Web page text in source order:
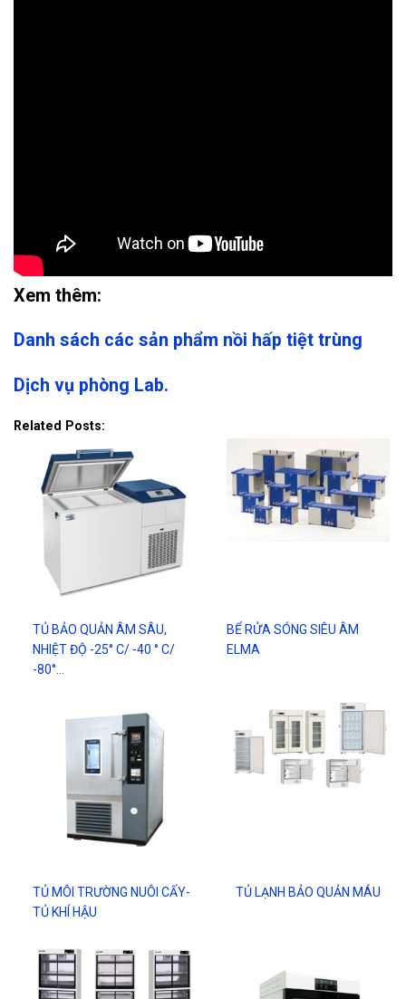
Xem thêm:
Danh sách các sản phẩm nồi hấp tiệt trùng
Dịch vụ phòng Lab.
Related Posts:
TỦ BẢO QUẢN ÂM SÂU,
NHIỆT ĐỘ -25° C/ -40 ° C/
-80°…
BỂ RỬA SÓNG SIÊU ÂM
ELMA
TỦ MÔI TRƯỜNG NUÔI CẤY-
TỦ KHÍ HẬU
TỦ LẠNH BẢO QUẢN MÁU